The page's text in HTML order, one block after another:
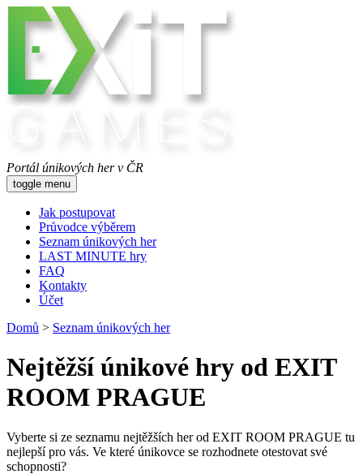
Portál únikových her v ČR
toggle menu
Jak postupovat
Průvodce výběrem
Seznam únikových her
LAST MINUTE hry
FAQ
Kontakty
Účet
Domů > Seznam únikových her
Nejtěžší únikové hry od EXIT
ROOM PRAGUE
Vyberte si ze seznamu nejtěžších her od EXIT ROOM PRAGUE tu
nejlepší pro vás. Ve které únikovce se rozhodnete otestovat své
schopnosti?